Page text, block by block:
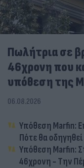
Πωλήτρια σε
46χρονη που
υπόθεση της
06.08.2026
Υπόθεση Marfin:
Πότε θα
Υπόθεση Marfin:
46χρονη - Την